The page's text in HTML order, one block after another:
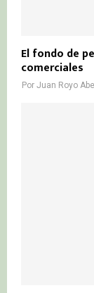
El fondo de
comerciales
Por Juan Royo